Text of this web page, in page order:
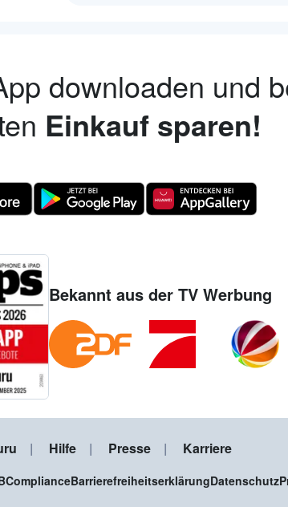
downloaden und
Einkauf sparen!
Bekannt aus der TV Werbung
Hilfe Presse Karriere
ComplianceBarrierefreiheitserklärungDatenschutz